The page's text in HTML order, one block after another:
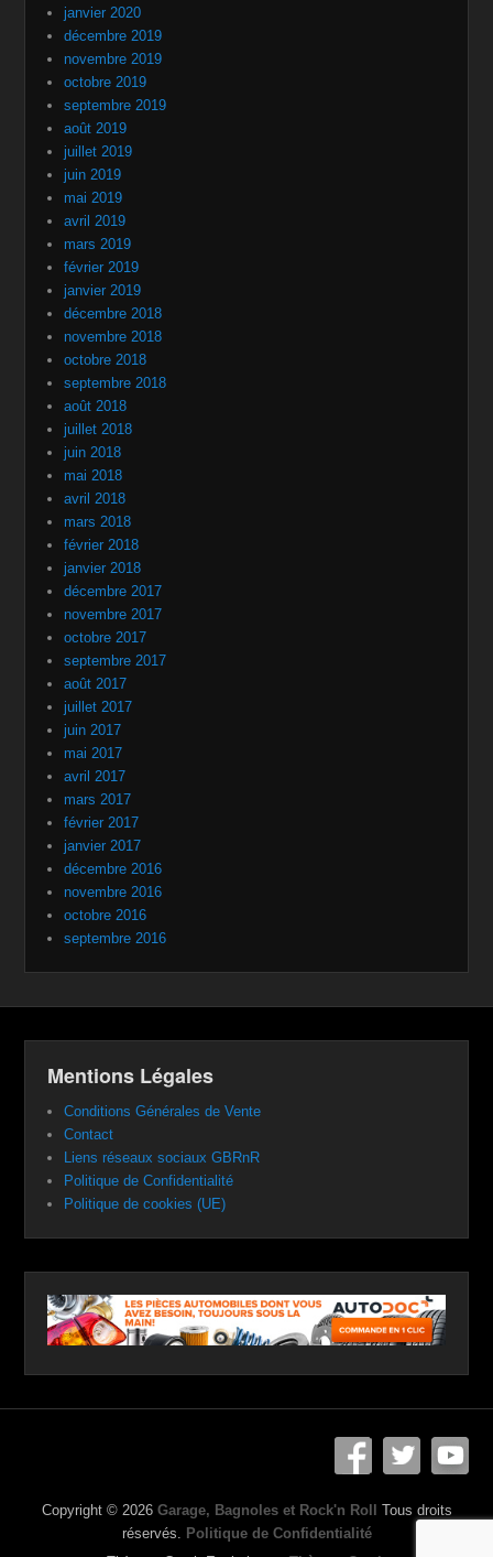
janvier 2020
décembre 2019
novembre 2019
octobre 2019
septembre 2019
août 2019
juillet 2019
juin 2019
mai 2019
avril 2019
mars 2019
février 2019
janvier 2019
décembre 2018
novembre 2018
octobre 2018
septembre 2018
août 2018
juillet 2018
juin 2018
mai 2018
avril 2018
mars 2018
février 2018
janvier 2018
décembre 2017
novembre 2017
octobre 2017
septembre 2017
août 2017
juillet 2017
juin 2017
mai 2017
avril 2017
mars 2017
février 2017
janvier 2017
décembre 2016
novembre 2016
octobre 2016
septembre 2016
Mentions Légales
Conditions Générales de Vente
Contact
Liens réseaux sociaux GBRnR
Politique de Confidentialité
Politique de cookies (UE)
Copyright © 2026 Garage, Bagnoles et Rock'n Roll
Tous droits
réservés. Politique de Confidentialité